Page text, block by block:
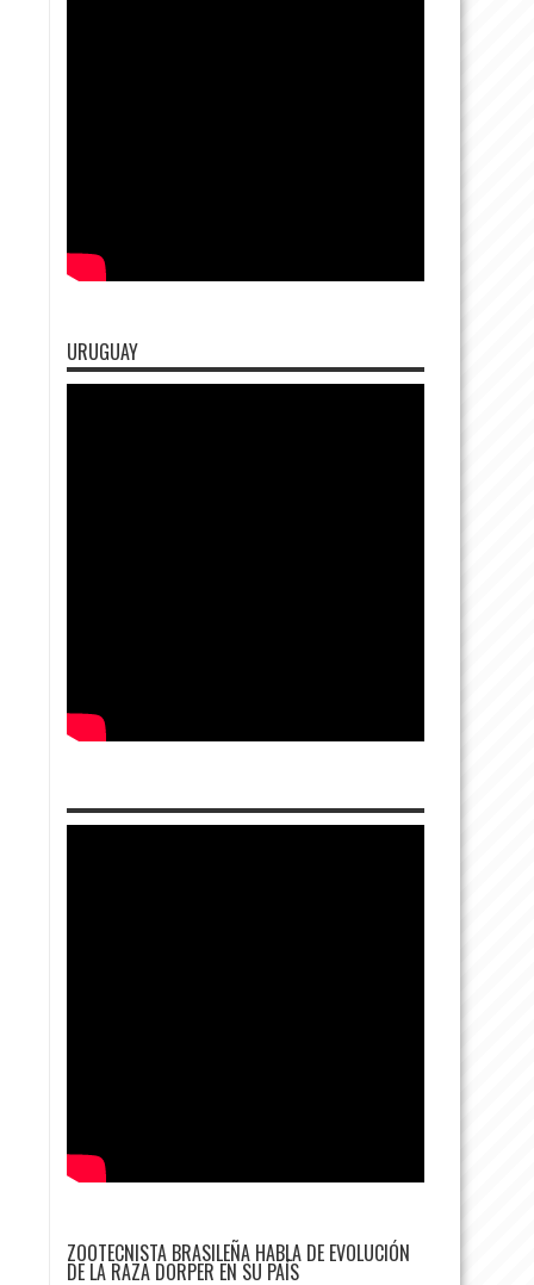
URUGUAY
ZOOTECNISTA BRASILEÑA HABLA DE EVOLUCIÓN
DE LA RAZA DORPER EN SU PAÍS